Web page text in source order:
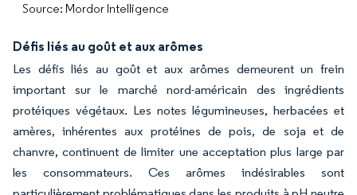
Source: Mordor Intelligence
Défis liés au goût et aux arômes
Les défis liés au goût et aux arômes demeurent un frein
important sur le marché nord-américain des ingrédients
protéiques végétaux. Les notes légumineuses, herbacées et
amères, inhérentes aux protéines de pois, de soja et de
chanvre, continuent de limiter une acceptation plus large par
les consommateurs. Ces arômes indésirables sont